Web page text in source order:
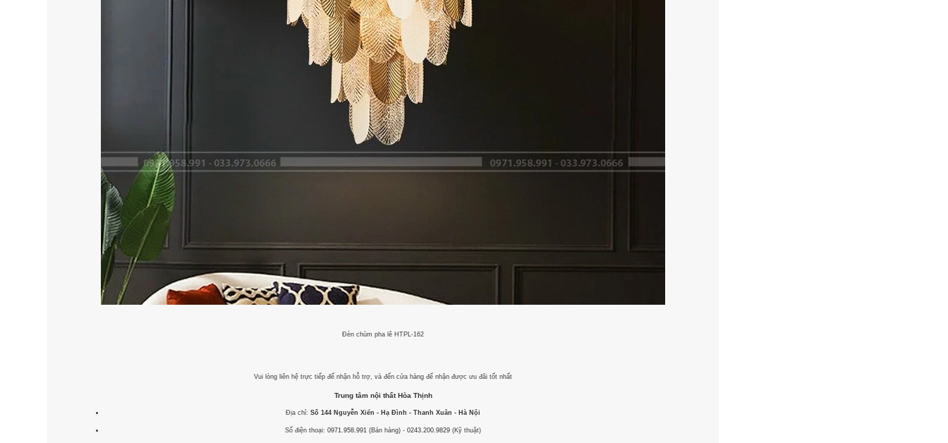
Đèn chùm pha lê HTPL-162
Vui lòng liên hệ trực tiếp để nhận hỗ trợ, và đến cửa hàng để nhận được ưu đãi tốt nhất
Trung tâm nội thấtHòa Thịnh
Địa chỉ: Số 144 Nguyễn Xiển - Hạ Đình - Thanh Xuân - Hà Nội
Số điện thoại: 0971.958.991 (Bán hàng) - 0243.200.9829 (Kỹ thuật)